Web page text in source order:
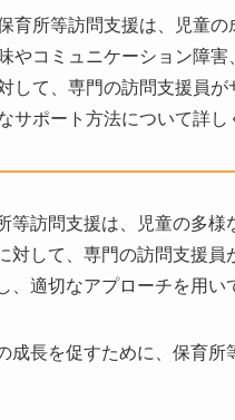
育所等訪問支援は、児童
やコミュニケーション障
して、専門の訪問支援員
サポート方法について詳し
等訪問支援は、児童の多様
対して、専門の訪問支援
、適切なアプローチを用い
成長を促すために、保育所